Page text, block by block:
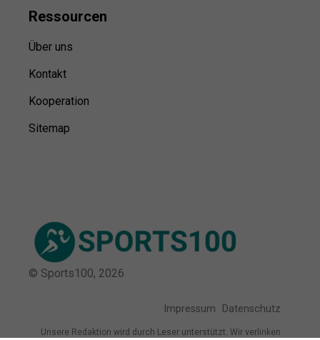
Ressourcen
Über uns
Kontakt
Kooperation
Sitemap
© Sports100, 2026
Impressum Datenschutz
Unsere Redaktion wird durch Leser unterstützt. Wir verlinken